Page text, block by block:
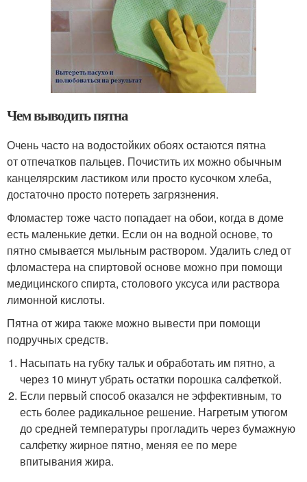
Чем выводить пятна
Очень часто на водостойких обоях остаются пятна
от отпечатков пальцев. Почистить их можно обычным
канцелярским ластиком или просто кусочком хлеба,
достаточно просто потереть загрязнения.
Фломастер тоже часто попадает на обои, когда в доме
есть маленькие детки. Если он на водной основе, то
пятно смывается мыльным раствором. Удалить след от
фломастера на спиртовой основе можно при помощи
медицинского спирта, столового уксуса или раствора
лимонной кислоты.
Пятна от жира также можно вывести при помощи
подручных средств.
Насыпать на губку тальк и обработать им пятно, а
через 10 минут убрать остатки порошка салфеткой.
Если первый способ оказался не эффективным, то
есть более радикальное решение. Нагретым утюгом
до средней температуры прогладить через бумажную
салфетку жирное пятно, меняя ее по мере
впитывания жира.